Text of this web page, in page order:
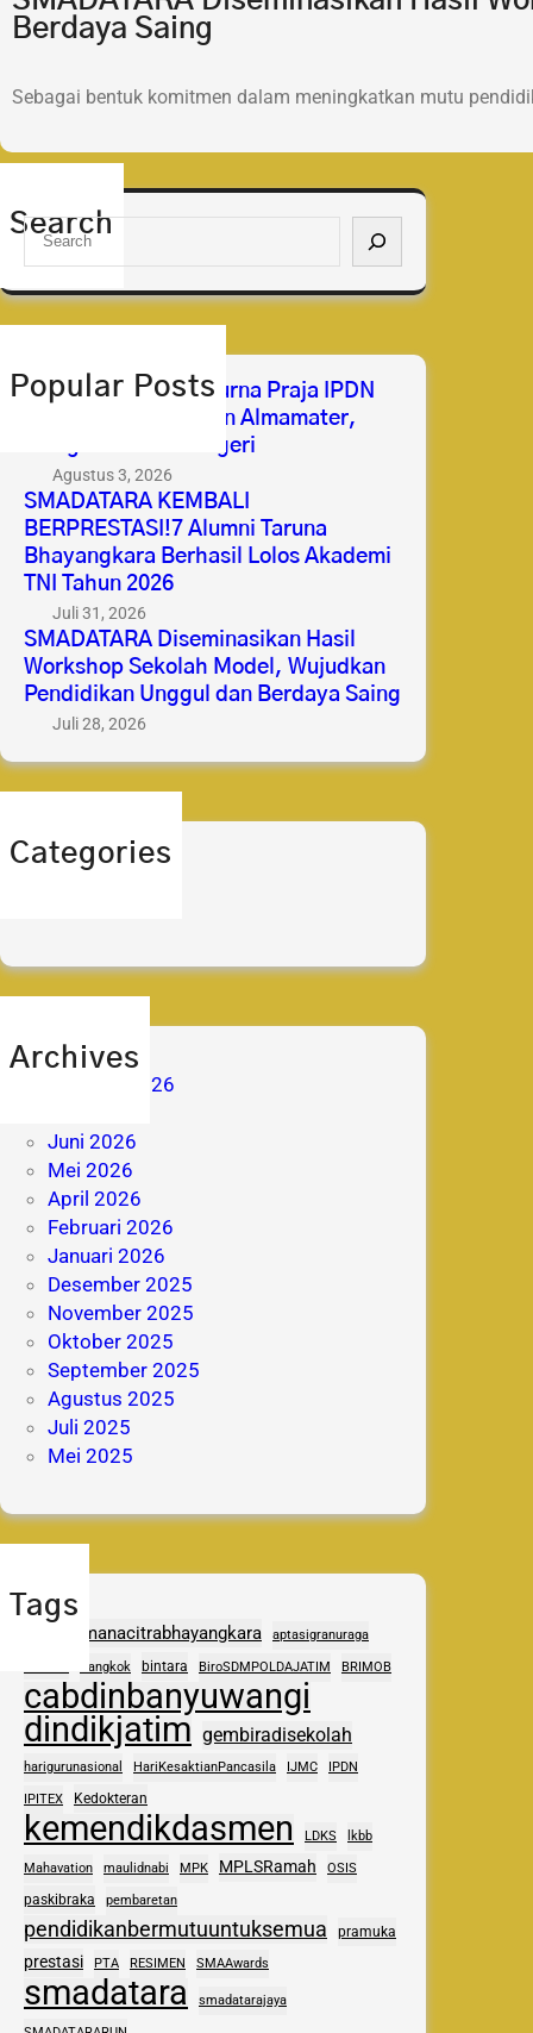
Berdaya Saing
Sebagai bentuk komitmen dalam meningkatkan mutu
Search
S
a
h
Popular Posts
Selamat & Sukses Purna Praja IPDN
2026 Membanggakan Almamater,
Mengabdi untuk Negeri
Agustus 3, 2026
SMADATARA KEMBALI
BERPRESTASI!7 Alumni Taruna
Bhayangkara Berhasil Lolos Akademi
TNI Tahun 2026
Juli 31, 2026
SMADATARA Diseminasikan Hasil
Workshop Sekolah Model, Wujudkan
Pendidikan Unggul dan Berdaya Saing
Juli 28, 2026
Categories
Archives
Agustus 2026
Juni 2026
Mei 2026
April 2026
Februari 2026
Januari 2026
Desember 2025
November 2025
Oktober 2025
September 2025
Agustus 2025
Juli 2025
Mei 2025
Tags
adhipramanacitrabhayangkara aptasigranuraga
Bangkok bintara BiroSDMPOLDAJATIM BRIMOB
cabdinbanyuwangi
dindikjatim gembiradisekolah
harigurunasional HariKesaktianPancasila IJMC IPDN
IPITEX Kedokteran
kemendikdasmen LDKS lkbb
Mahavation maulidnabi MPK MPLSRamah OSIS
paskibraka pembaretan
pendidikanbermutuuntuksemua pramuka
prestasi PTA RESIMEN SMAAwards
smadatara smadatarajaya